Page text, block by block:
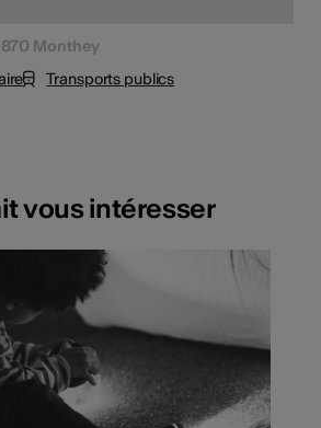
Monthey
Transports publics
vous intéresser